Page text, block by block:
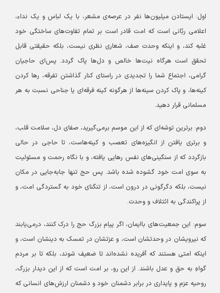
اول: ایستادن میلیون‌ها نفر در عرصه‌ی مشعر، با یک لباس و یک نداء،
اعلامی ربّانی است که امت قادر است بر تمام تفاوت‌های ساختگی خود
غلبه کند، و اینکه وحدت صف، شعاری نظری نیست، بلکه حقیقتی قابل
تحقق است هرگاه نیت‌ها خالص و دل‌ها پاک گردد. پس‌ای حاجیان
گرامی، اجتماع شما را تجدیدی در راستای کنار گذاشتن تفرقه، رها کردن
کینه‌ها، و پاک کردن سینه‌ها از هرگونه کینه فرقه‌ای یا جناحی نسبت به هر
مسلمانی قرار دهید.
دوم: برترین توشه‌ای که از این موسم برمی‌گیرید، صفای دل، سلامت قلب،
و برتری یافتن از انگیزه‌های تعصب و کینه‌هاست، تا حاجی در حالی
بازگردد که از سنگینی‌های نفس رهایی یافته، و با نگاه رحمت و مسئولیت
به سوی امت خود گشوده شده باشد. پس حج تنها جابه‌جایی در مکان
نیست، بلکه دگرگونی در درون است، از تنگنای خود به گستردگی امت، و
از پراکندگی به ائتلاف و وحدت.
سوم: این جمعیت‌های باایمان، اگر پیام بزرگ حج را درک کنند، درمی‌یابند
که نیرویشان در وحدتشان است، و عزتشان در تمسک به دینشان است، و
اینکه امتی هستند که آفریده نشده‌اند تا ضعیف شوند، بلکه تا بر مردم
گواهِ به حق و عدل باشند. از این رو، بر امت است که از این دیدار بزرگ،
روحیه عزم و پایداری در برابر دشمنان خود و دشمنان ارزش‌های انسانی که